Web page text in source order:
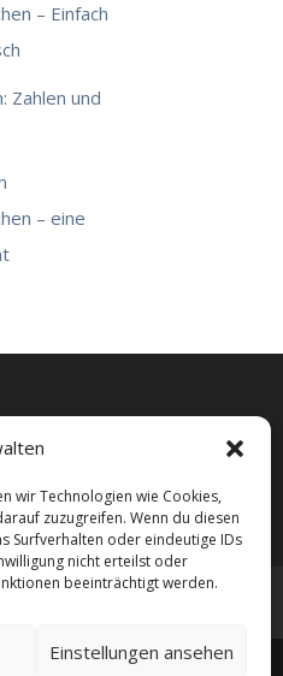
wir Technologien wie Cookies,
zuzugreifen. Wenn du diesen
Surfverhalten oder eindeutige IDs
nicht erteilst oder
beeinträchtigt werden.
Einstellungen ansehen
– Einfach
Zahlen und
– eine